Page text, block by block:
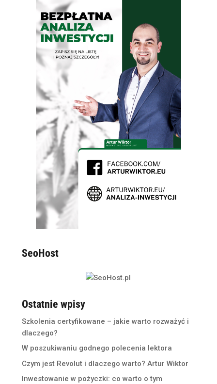
SeoHost
Ostatnie wpisy
Szkolenia certyfikowane – jakie warto rozważyć i
dlaczego?
W poszukiwaniu godnego polecenia lektora
Czym jest Revolut i dlaczego warto? Artur Wiktor
Inwestowanie w pożyczki: co warto o tym